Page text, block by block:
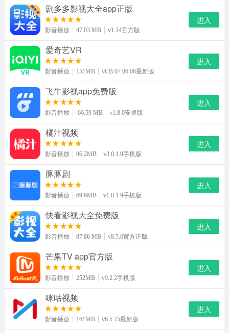
剧多多影视大全app正版
影音播放 47.03 MB v1.34官方版
进入
爱奇艺VR
影音播放 151MB vCB.07.06.06最新版
进入
飞牛影视app免费版
影音播放 66.59 MB v1.8.0安卓版
进入
橘汁视频
影音播放 96.2MB v3.0.1.9手机版
进入
豚豚剧
影音播放 69.6MB v1.0.1.9手机版
进入
快看影视大全免费版
影音播放 87.86 MB v8.5.6官方正版
进入
芒果TV app官方版
影音播放 252MB v9.2.2手机版
进入
咪咕视频
影音播放 161MB v6.5.75最新版
进入